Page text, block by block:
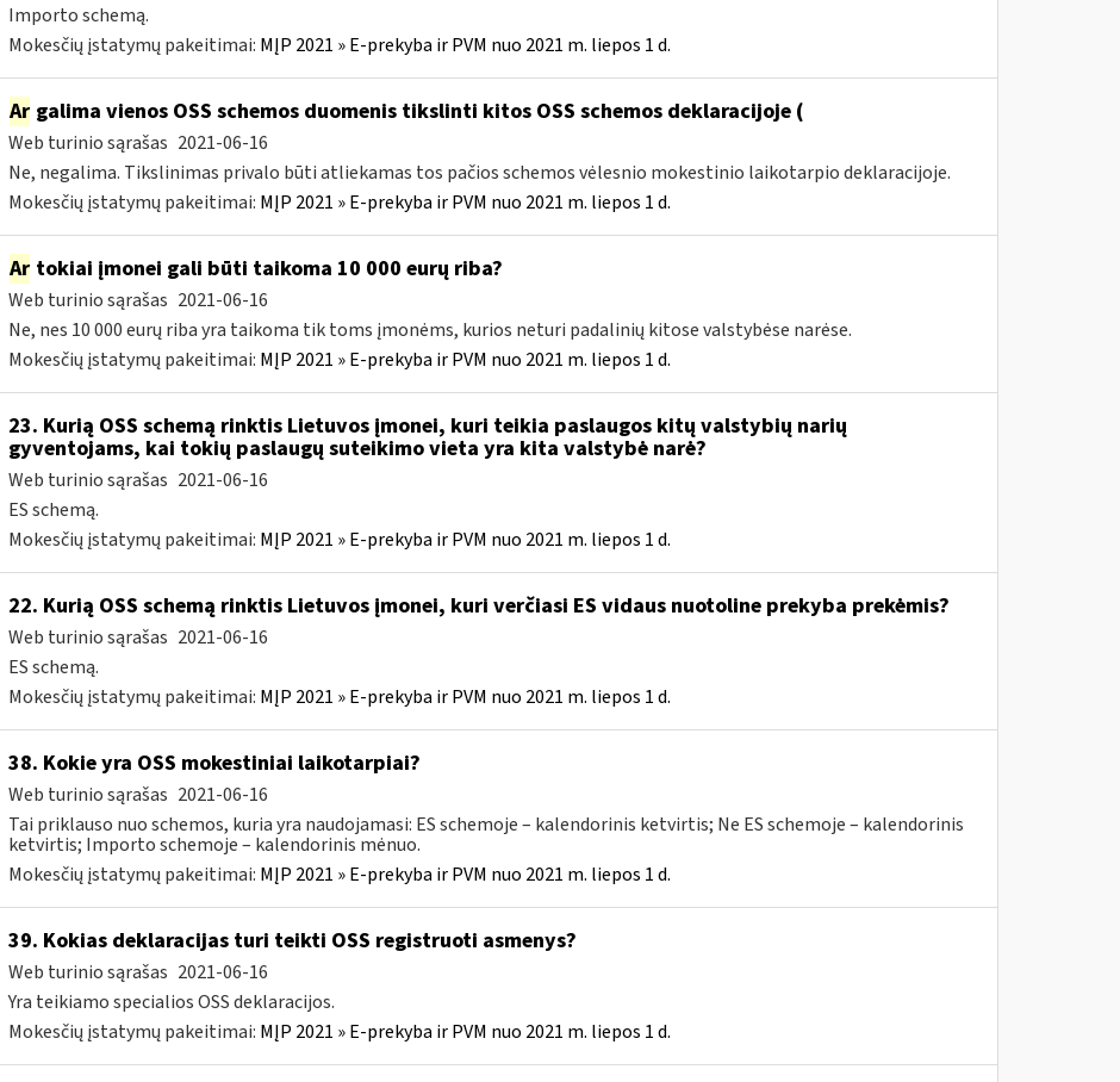
Importo schemą.
Mokesčių įstatymų pakeitimai: MĮP 2021 » E-prekyba ir PVM nuo 2021 m. liepos 1 d.
Argalima vienos OSS schemos duomenis tikslinti kitos OSS schemos deklaracijoje (
Web turinio sąrašas 2021-06-16
Ne, negalima. Tikslinimas privalo būti atliekamas tos pačios schemos vėlesnio mokestinio laikotarpio deklaracijoje.
Mokesčių įstatymų pakeitimai: MĮP 2021 » E-prekyba ir PVM nuo 2021 m. liepos 1 d.
Artokiai įmonei gali būti taikoma 10 000 eurų riba?
Web turinio sąrašas 2021-06-16
Ne, nes 10 000 eurų riba yra taikoma tik toms įmonėms, kurios neturi padalinių kitose valstybėse narėse.
Mokesčių įstatymų pakeitimai: MĮP 2021 » E-prekyba ir PVM nuo 2021 m. liepos 1 d.
23. Kurią OSS schemą rinktis Lietuvos įmonei, kuri teikia paslaugos kitų valstybių narių
gyventojams, kai tokių paslaugų suteikimo vieta yra kita valstybė narė?
Web turinio sąrašas 2021-06-16
ES schemą.
Mokesčių įstatymų pakeitimai: MĮP 2021 » E-prekyba ir PVM nuo 2021 m. liepos 1 d.
22. Kurią OSS schemą rinktis Lietuvos įmonei, kuri verčiasi ES vidaus nuotoline prekyba prekėmis?
Web turinio sąrašas 2021-06-16
ES schemą.
Mokesčių įstatymų pakeitimai: MĮP 2021 » E-prekyba ir PVM nuo 2021 m. liepos 1 d.
38. Kokie yra OSS mokestiniai laikotarpiai?
Web turinio sąrašas 2021-06-16
Tai priklauso nuo schemos, kuria yra naudojamasi: ES schemoje – kalendorinis ketvirtis; Ne ES schemoje – kalendorinis
ketvirtis; Importo schemoje – kalendorinis mėnuo.
Mokesčių įstatymų pakeitimai: MĮP 2021 » E-prekyba ir PVM nuo 2021 m. liepos 1 d.
39. Kokias deklaracijas turi teikti OSS registruoti asmenys?
Web turinio sąrašas 2021-06-16
Yra teikiamo specialios OSS deklaracijos.
Mokesčių įstatymų pakeitimai: MĮP 2021 » E-prekyba ir PVM nuo 2021 m. liepos 1 d.